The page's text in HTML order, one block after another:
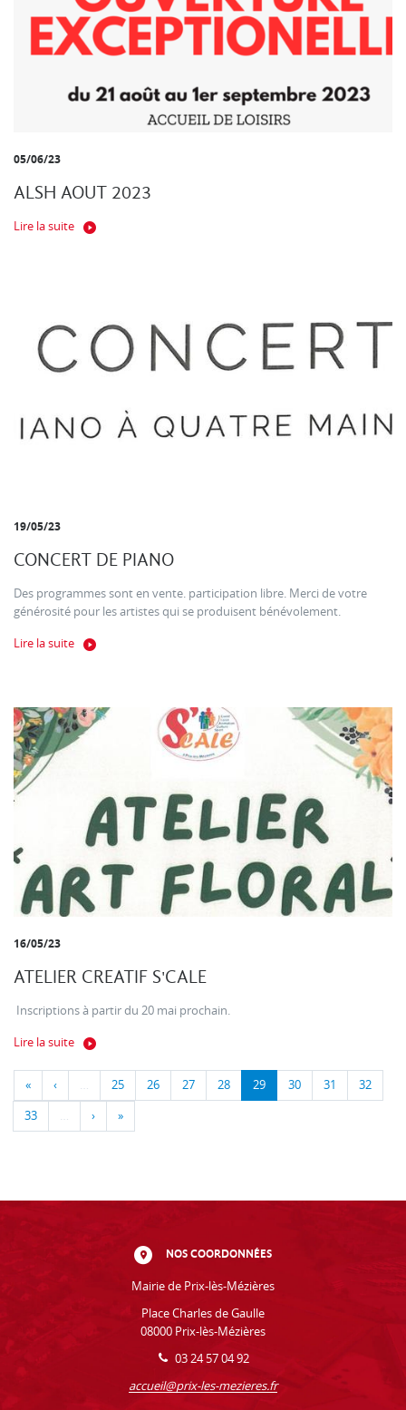
05/06/23
ALSH AOUT 2023
Lire la suite
19/05/23
CONCERT DE PIANO
Des programmes sont en vente. participation libre. Merci de votre
générosité pour les artistes qui se produisent bénévolement.
Lire la suite
16/05/23
ATELIER CREATIF S'CALE
Inscriptions à partir du 20 mai prochain.
Lire la suite
« ‹ … 25 26 27 28 29 30 31 32
33 … › »
NOS COORDONNÉES
Mairie de Prix-lès-Mézières
Place Charles de Gaulle
08000 Prix-lès-Mézières
03 24 57 04 92
accueil@prix-les-mezieres.fr